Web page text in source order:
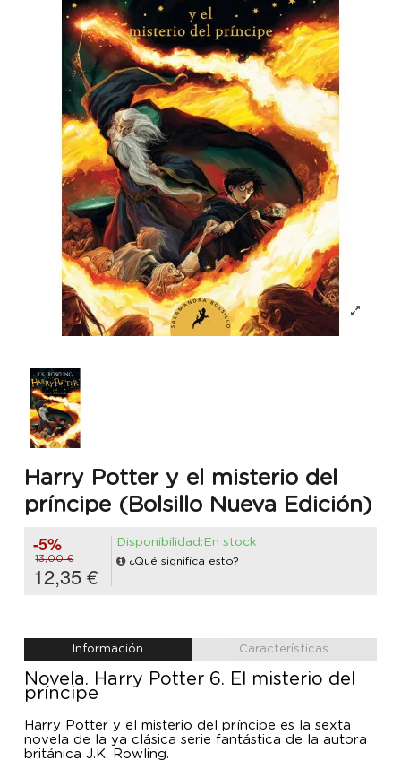
Harry Potter y el misterio del
príncipe (Bolsillo Nueva Edición)
-5%
13,00 €
12,35 €
Disponibilidad:En stock
¿Qué significa esto?
Información Características
Novela. Harry Potter 6. El misterio del
príncipe
Harry Potter y el misterio del príncipe es la sexta
novela de la ya clásica serie fantástica de la autora
británica J.K. Rowling.